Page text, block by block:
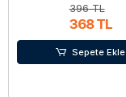
396 TL
368 TL
Sepete Ekle